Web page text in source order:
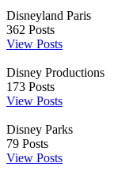
Disneyland Paris
362 Posts
View Posts
Disney Productions
173 Posts
View Posts
Disney Parks
79 Posts
View Posts